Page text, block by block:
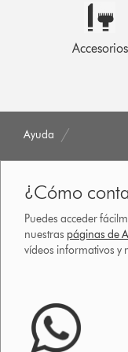
Accesorios
Ayuda
¿Cómo
Puedes acceder
nuestras páginas de
vídeos informativos y